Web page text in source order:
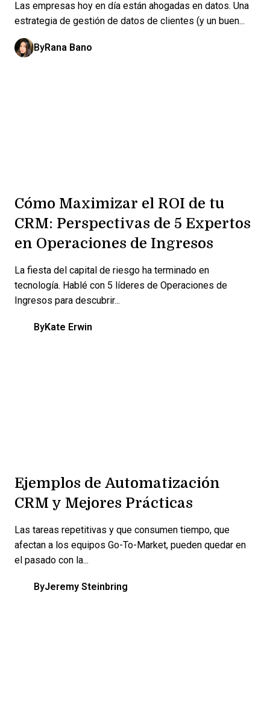
Las empresas hoy en día están ahogadas en datos. Una
estrategia de gestión de datos de clientes (y un buen...
ByRana Bano
Cómo Maximizar el ROI de tu
CRM: Perspectivas de 5 Expertos
en Operaciones de Ingresos
La fiesta del capital de riesgo ha terminado en
tecnología. Hablé con 5 líderes de Operaciones de
Ingresos para descubrir...
ByKate Erwin
Ejemplos de Automatización
CRM y Mejores Prácticas
Las tareas repetitivas y que consumen tiempo, que
afectan a los equipos Go-To-Market, pueden quedar en
el pasado con la...
ByJeremy Steinbring